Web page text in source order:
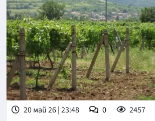
20 май 26 | 23:48 0 2457